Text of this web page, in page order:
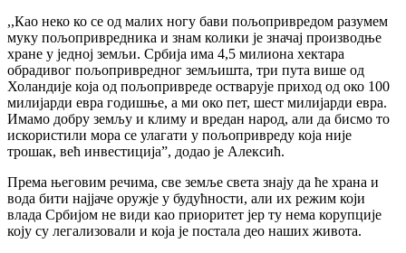
,,Као неко ко се од малих ногу бави пољопривредом разумем
муку пољопривредника и знам колики је значај производње
хране у једној земљи. Србија има 4,5 милиона хектара
обрадивог пољопривредног земљишта, три пута више од
Холандије која од пољопривреде остварује приход од око 100
милијарди евра годишње, а ми око пет, шест милијарди евра.
Имамо добру земљу и климу и вредан народ, али да бисмо то
искористили мора се улагати у пољопривреду која није
трошак, већ инвестиција”, додао је Алексић.
Према његовим речима, све земље света знају да ће храна и
вода бити најјаче оружје у будућности, али их режим који
влада Србијом не види као приоритет јер ту нема корупције
коју су легализовали и која је постала део наших живота.